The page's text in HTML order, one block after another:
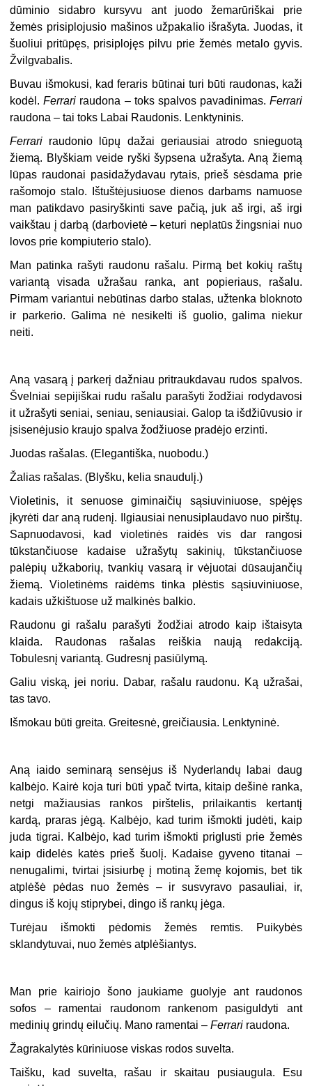
dūminio sidabro kursyvu ant juodo žemarūriškai prie
žemės prisiplojusio mašinos užpakalio išrašyta. Juodas, it
šuoliui pritūpęs, prisiplojęs pilvu prie žemės metalo gyvis.
Žvilgvabalis.
Buvau išmokusi, kad feraris būtinai turi būti raudonas, kaži
kodėl.Ferrari raudona – toks spalvos pavadinimas. Ferrari
raudona – tai toks Labai Raudonis. Lenktyninis.
Ferrari raudonio lūpų dažai geriausiai atrodo snieguotą
žiemą. Blyškiam veide ryški šypsena užrašyta. Aną žiemą
lūpas raudonai pasidažydavau rytais, prieš sėsdama prie
rašomojo stalo. Ištuštėjusiuose dienos darbams namuose
man patikdavo pasiryškinti save pačią, juk aš irgi, aš irgi
vaikštau į darbą (darbovietė – keturi neplatūs žingsniai nuo
lovos prie kompiuterio stalo).
Man patinka rašyti raudonu rašalu. Pirmą bet kokių raštų
variantą visada užrašau ranka, ant popieriaus, rašalu.
Pirmam variantui nebūtinas darbo stalas, užtenka bloknoto
ir parkerio. Galima nė nesikelti iš guolio, galima niekur
neiti.
Aną vasarą į parkerį dažniau pritraukdavau rudos spalvos.
Švelniai sepijiškai rudu rašalu parašyti žodžiai rodydavosi
it užrašyti seniai, seniau, seniausiai. Galop ta išdžiūvusio ir
įsisenėjusio kraujo spalva žodžiuose pradėjo erzinti.
Juodas rašalas. (Elegantiška, nuobodu.)
Žalias rašalas. (Blyšku, kelia snaudulį.)
Violetinis, it senuose giminaičių sąsiuviniuose, spėjęs
įkyrėti dar aną rudenį. Ilgiausiai nenusiplaudavo nuo pirštų.
Sapnuodavosi, kad violetinės raidės vis dar rangosi
tūkstančiuose kadaise užrašytų sakinių, tūkstančiuose
palėpių užkaborių, tvankių vasarą ir vėjuotai dūsaujančių
žiemą. Violetinėms raidėms tinka plėstis sąsiuviniuose,
kadais užkištuose už malkinės balkio.
Raudonu gi rašalu parašyti žodžiai atrodo kaip ištaisyta
klaida. Raudonas rašalas reiškia naują redakciją.
Tobulesnį variantą. Gudresnį pasiūlymą.
Galiu viską, jei noriu. Dabar, rašalu raudonu. Ką užrašai,
tas tavo.
Išmokau būti greita. Greitesnė, greičiausia. Lenktyninė.
Aną iaido seminarą sensėjus iš Nyderlandų labai daug
kalbėjo. Kairė koja turi būti ypač tvirta, kitaip dešinė ranka,
netgi mažiausias rankos pirštelis, prilaikantis kertantį
kardą, praras jėgą. Kalbėjo, kad turim išmokti judėti, kaip
juda tigrai. Kalbėjo, kad turim išmokti priglusti prie žemės
kaip didelės katės prieš šuolį. Kadaise gyveno titanai –
nenugalimi, tvirtai įsisiurbę į motiną žemę kojomis, bet tik
atplėšė pėdas nuo žemės – ir susvyravo pasauliai, ir,
dingus iš kojų stiprybei, dingo iš rankų jėga.
Turėjau išmokti pėdomis žemės remtis. Puikybės
sklandytuvai, nuo žemės atplėšiantys.
Man prie kairiojo šono jaukiame guolyje ant raudonos
sofos – ramentai raudonom rankenom pasiguldyti ant
medinių grindų eilučių. Mano ramentai –Ferrari raudona.
Žagrakalytės kūriniuose viskas rodos suvelta.
Taišku, kad suvelta, rašau ir skaitau pusiaugula. Esu